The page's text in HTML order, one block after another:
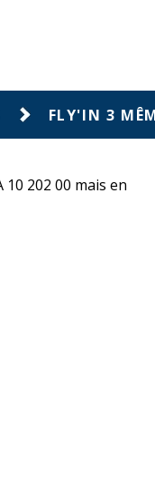
FLY'IN 3